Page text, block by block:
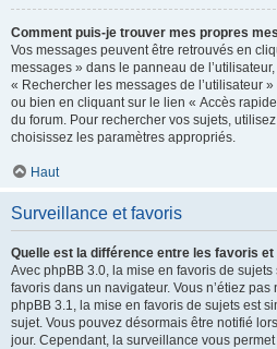
Comment puis-je trouver mes propres
Vos messages peuvent être retrouvés en
messages » dans le panneau de
« Rechercher les messages de l’utilisateur
ou bien en cliquant sur le lien « Accès
du forum. Pour rechercher vos sujets,
choisissez les paramètres appropriés.
Haut
Surveillance et favoris
Quelle est la différence entre les favoris
Avec phpBB 3.0, la mise en favoris de
favoris dans un navigateur. Vous n’étiez
phpBB 3.1, la mise en favoris de sujets est
sujet. Vous pouvez désormais être notifié
jour. Cependant, la surveillance vous